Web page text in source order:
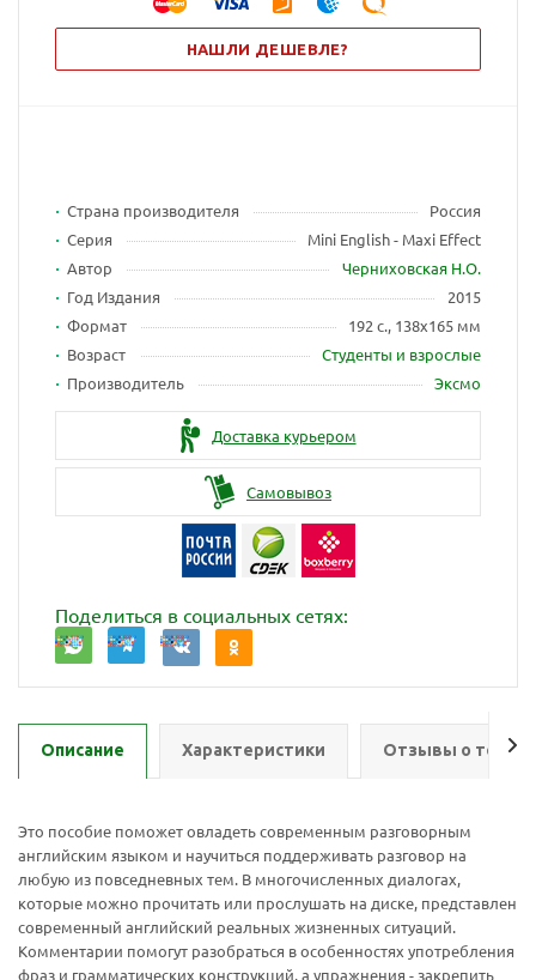
НАШЛИ ДЕШЕВЛЕ?
Страна производителя
Россия
Серия
Mini English - Maxi Effect
Автор
Черниховская Н.О.
Год Издания
2015
Формат
192 с., 138х165 мм
Возраст
Студенты и взрослые
Производитель
Эксмо
Доставка курьером
Самовывоз
Поделиться в социальных сетях:
Описание Характеристики Отзывы о
Это пособие поможет овладеть современным разговорным
английским языком и научиться поддерживать разговор на
любую из повседневных тем. В многочисленных диалогах,
которые можно прочитать или прослушать на диске, представлен
современный английский реальных жизненных ситуаций.
Комментарии помогут разобраться в особенностях употребления
фраз и грамматических конструкций, а упражнения - закрепить